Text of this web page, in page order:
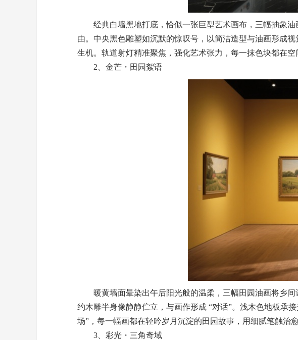
经典白墙黑地打底，恰似一张巨型艺术画布，三幅抽象油
由。中央黑色雕塑如沉默的惊叹号，以简洁造型与油画形成
生机。轨道射灯精准聚焦，强化艺术张力，每一抹色块都在
2、金芒・田园絮语
暖黄墙面晕染出午后阳光般的温柔，三幅田园油画将乡间
约木雕半身像静静伫立，与画作形成 “对话”。浅木色地板承
场”，每一幅画都在轻吟岁月沉淀的田园故事，用细腻笔触治
3、彩光・三角奇域